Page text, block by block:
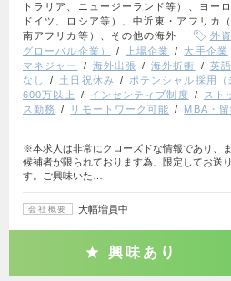
トラリア、ニュージーランド等）、ヨー
ドイツ、ロシア等）、中近東・アフリカ
南アフリカ等）、その他の海外
外
グローバル企業）
上場企業 大手企業
マネジャー
海外出張 海外折衝 英
なし
土日祝休み ポテンシャル採用（
600万以上
インセンティブ制度 スト
ス勤務
リモートワーク可能 MBA・
※本求人は非常にクローズドな情報であり、
候補者が限られております為、限定してお送
す。ご興味いた…
会社概要 大幅増員中
興味あり